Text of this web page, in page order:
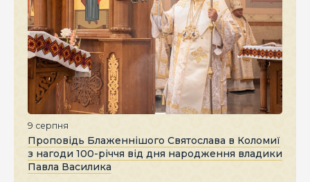
9 серпня
Проповідь Блаженнішого Святослава в Коломиї
з нагоди 100-річчя від дня народження владики
Павла Василика